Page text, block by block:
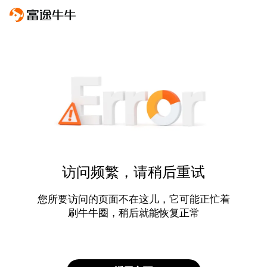
访问频繁，请稍后重试
您所要访问的页面不在这儿，它可能正忙着
刷牛牛圈，稍后就能恢复正常